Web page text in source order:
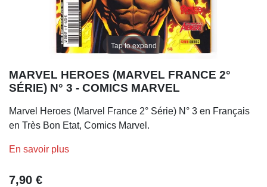
Tap to expand
MARVEL HEROES (MARVEL FRANCE 2°
SÉRIE) N° 3 - COMICS MARVEL
Marvel Heroes (Marvel France 2° Série) N° 3 en Français
en Très Bon Etat, Comics Marvel.
En savoir plus
7,90 €